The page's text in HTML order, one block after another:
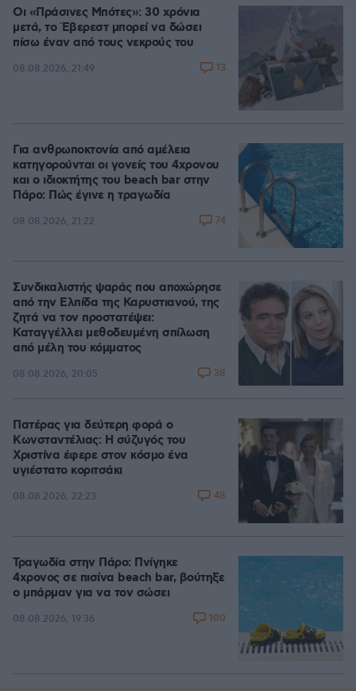
Οι «Πράσινες Μπότες»: 30 χρόνια
μετά, το Έβερεστ μπορεί να δώσει
πίσω έναν από τους νεκρούς του
08.08.2026, 21:49 13
Για ανθρωποκτονία από αμέλεια
κατηγορούνται οι γονείς του 4χρονου
και ο ιδιοκτήτης του beach bar στην
Πάρο: Πώς έγινε η τραγωδία
08.08.2026, 21:22 74
Συνδικαλιστής ψαράς που αποχώρησε
από την Ελπίδα της Καρυστιανού, της
ζητά να τον προστατέψει:
Καταγγέλλει μεθοδευμένη σπίλωση
από μέλη του κόμματος
08.08.2026, 20:05 38
Πατέρας για δεύτερη φορά ο
Κωνσταντέλιας: Η σύζυγός του
Χριστίνα έφερε στον κόσμο ένα
υγιέστατο κοριτσάκι
08.08.2026, 22:23 48
Τραγωδία στην Πάρο: Πνίγηκε
4χρονος σε πισίνα beach bar, βούτηξε
ο μπάρμαν για να τον σώσει
08.08.2026, 19:36 100